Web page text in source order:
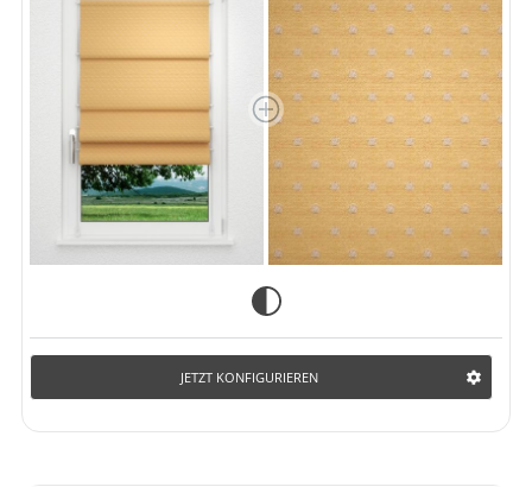
JETZT KONFIGURIEREN